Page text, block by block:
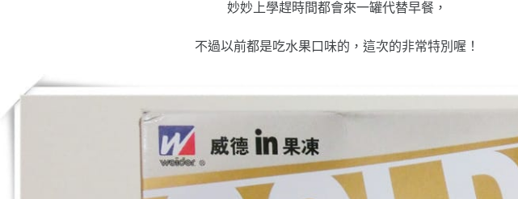
妙妙上學趕時間都會來一罐代替早餐，
不過以前都是吃水果口味的，這次的非常特別喔！